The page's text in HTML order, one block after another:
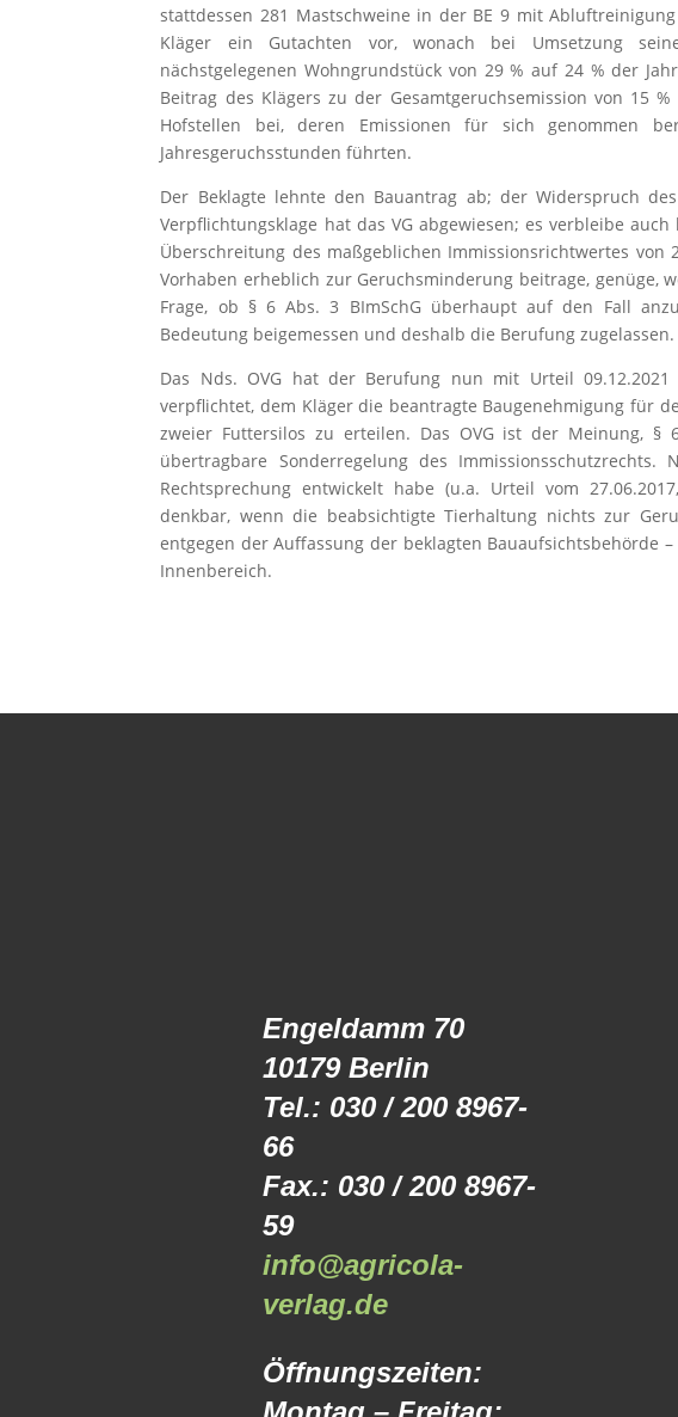
stattdessen 281 Mastschweine in der BE 9 mit
Kläger ein Gutachten vor, wonach bei Umsetzung
nächstgelegenen Wohngrundstück von 29 % auf 24 % der
Beitrag des Klägers zu der Gesamtgeruchsemission von 15
Hofstellen bei, deren Emissionen für sich genommen
Jahresgeruchsstunden führten.
Der Beklagte lehnte den Bauantrag ab; der Widerspruch
Verpflichtungsklage hat das VG abgewiesen; es verbleibe
Überschreitung des maßgeblichen Immissionsrichtwertes von
Vorhaben erheblich zur Geruchsminderung beitrage, genüge,
Frage, ob § 6 Abs. 3 BImSchG überhaupt auf den Fall
Bedeutung beigemessen und deshalb die Berufung zugelassen.
Das Nds. OVG hat der Berufung nun mit Urteil
verpflichtet, dem Kläger die beantragte Baugenehmigung für
zweier Futtersilos zu erteilen. Das OVG ist der Meinung,
übertragbare Sonderregelung des
Rechtsprechung entwickelt habe (u.a. Urteil vom
denkbar, wenn die beabsichtigte Tierhaltung nichts zur
entgegen der Auffassung der beklagten Bauaufsichtsbehörde
Innenbereich.
Engeldamm 70
10179 Berlin
Tel.: 030 / 200 8967-
66
Fax.: 030 / 200 8967-
59
info@agricola-
verlag.de
Öffnungszeiten: